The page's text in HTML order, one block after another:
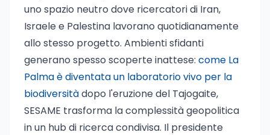
uno spazio neutro dove ricercatori di Iran,
Israele e Palestina lavorano quotidianamente
allo stesso progetto. Ambienti sfidanti
generano spesso scoperte inattese: come La
Palma è diventata un laboratorio vivo per la
biodiversitàdopo l'eruzione del Tajogaite,
SESAME trasforma la complessità geopolitica
in un hub di ricerca condivisa. Il presidente